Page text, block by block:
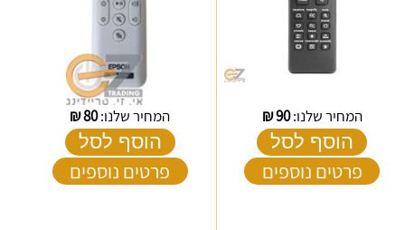
המחיר שלנו:90
₪
הוסף לסל
פרטים נוספים
המחיר שלנו:80
₪
הוסף לסל
פרטים נוספים